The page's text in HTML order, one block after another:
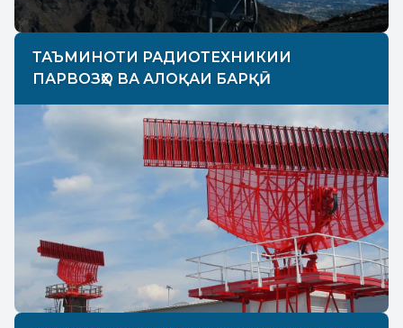
ТАЪМИНОТИ РАДИОТЕХНИКИИ
ПАРВОЗҲО ВА АЛОҚАИ БАРҚӢ